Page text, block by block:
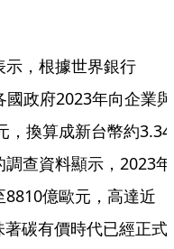
示，根據世界銀行
政府2023年向企業與
換算成新台幣約3.34
查資料顯示，2023年
億歐元，高達近
碳有價時代已經正式